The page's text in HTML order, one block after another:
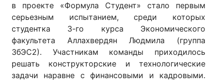
в проекте «Формула Студент» стало первым
серьезным испытанием, среди которых
студентка 3-го курса Экономического
факультета Аллахвердян Людмила (группа
3бЭС2). Участникам команды приходилось
решать конструкторские и технологические
задачи наравне с финансовыми и кадровыми.